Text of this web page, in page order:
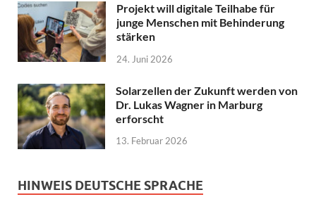
Projekt will digitale Teilhabe für
junge Menschen mit Behinderung
stärken
24. Juni 2026
Solarzellen der Zukunft werden von
Dr. Lukas Wagner in Marburg
erforscht
13. Februar 2026
HINWEIS DEUTSCHE SPRACHE